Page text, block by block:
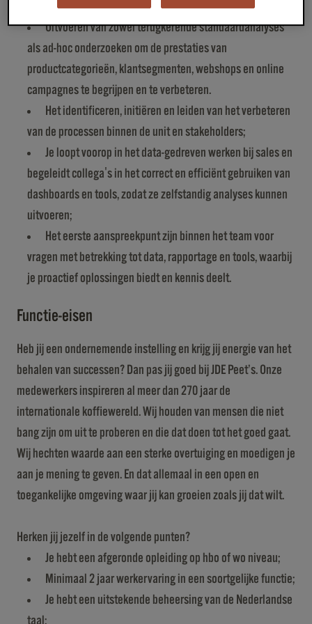
en meer;
Uitvoeren van zowel terugkerende standaardanalyses
als ad-hoc onderzoeken om de prestaties van
productcategorieën, klantsegmenten, webshops en online
campagnes te begrijpen en te verbeteren.
Het identificeren, initiëren en leiden van het verbeteren
van de processen binnen de unit en stakeholders;
Je loopt voorop in het data-gedreven werken bij sales en
begeleidt collega's in het correct en efficiënt gebruiken van
dashboards en tools, zodat ze zelfstandig analyses kunnen
uitvoeren;
Het eerste aanspreekpunt zijn binnen het team voor
vragen met betrekking tot data, rapportage en tools, waarbij
je proactief oplossingen biedt en kennis deelt.
Functie-eisen
Heb jij een ondernemende instelling en krijg jij energie van het
behalen van successen? Dan pas jij goed bij JDE Peet’s. Onze
medewerkers inspireren al meer dan 270 jaar de
internationale koffiewereld. Wij houden van mensen die niet
bang zijn om uit te proberen en die dat doen tot het goed gaat.
Wij hechten waarde aan een sterke overtuiging en moedigen je
aan je mening te geven. En dat allemaal in een open en
toegankelijke omgeving waar jij kan groeien zoals jij dat wilt.
Herken jij jezelf in de volgende punten?
Je hebt een afgeronde opleiding op hbo of wo niveau;
Minimaal 2 jaar werkervaring in een soortgelijke functie;
Je hebt een uitstekende beheersing van de Nederlandse
taal;